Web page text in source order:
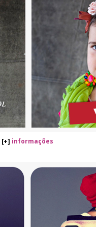
[+] informações